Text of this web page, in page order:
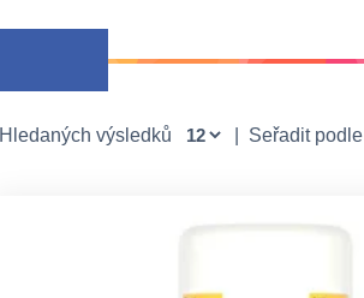
Hledaných výsledků Seřadit podle